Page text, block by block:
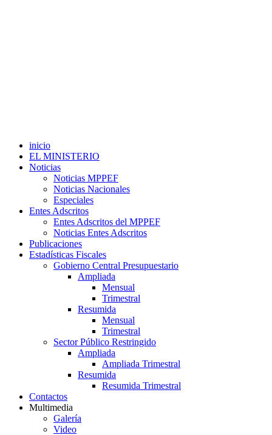
inicio
EL MINISTERIO
Noticias
Noticias MPPEF
Noticias Nacionales
Especiales
Entes Adscritos
Entes Adscritos del MPPEF
Noticias Entes Adscritos
Publicaciones
Estadísticas Fiscales
Gobierno Central Presupuestario
Ampliada
Mensual
Trimestral
Resumida
Mensual
Trimestral
Sector Público Restringido
Ampliada
Ampliada Trimestral
Resumida
Resumida Trimestral
Contactos
Multimedia
Galería
Video